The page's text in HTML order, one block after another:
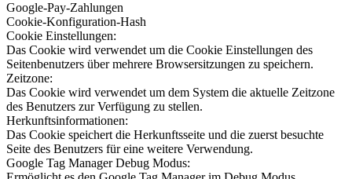
Google-Pay-Zahlungen
Cookie-Konfiguration-Hash
Cookie Einstellungen:
Das Cookie wird verwendet um die Cookie Einstellungen des
Seitenbenutzers über mehrere Browsersitzungen zu speichern.
Zeitzone:
Das Cookie wird verwendet um dem System die aktuelle Zeitzone
des Benutzers zur Verfügung zu stellen.
Herkunftsinformationen:
Das Cookie speichert die Herkunftsseite und die zuerst besuchte
Seite des Benutzers für eine weitere Verwendung.
Google Tag Manager Debug Modus: